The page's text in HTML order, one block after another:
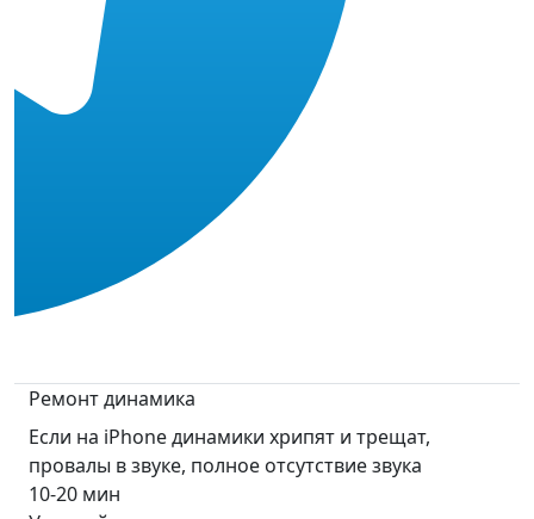
Ремонт динамика
Если на iPhone динамики хрипят и трещат,
провалы в звуке, полное отсутствие звука
10-20 мин